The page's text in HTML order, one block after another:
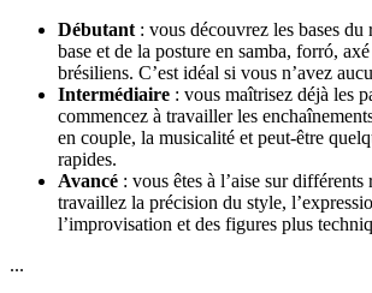
Débutant : vous découvrez les bases du
base et de la posture en samba, forró,
brésiliens. C’est idéal si vous n’avez
Intermédiaire : vous maîtrisez déjà les
commencez à travailler les
en couple, la musicalité et peut-être
rapides.
Avancé : vous êtes à l’aise sur
travaillez la précision du style,
l’improvisation et des figures plus
...